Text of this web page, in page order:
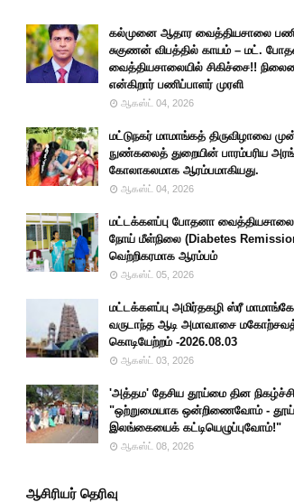
கல்முனை ஆதார வைத்தியசாலை
சுகுணன் விபத்தில் காயம் – மட்.
வைத்தியசாலையில் சிகிச்சை!!
என்கிறார் பணிப்பாளர் முரளி
ஆகஸ்ட் 04, 2026
மட்டுநகர் மாமாங்கத் திருவிழாவை
நுண்கலைத் துறையின் பாரம்பரிய
கோலாகலமாக ஆரம்பமாகியது.
ஆகஸ்ட் 04, 2026
மட்டக்களப்பு போதனா
நோய் மீள்நிலை (Diabetes
வெற்றிகரமாக ஆரம்பம்
ஆகஸ்ட் 05, 2026
மட்டக்களப்பு அமிர்தகழி ஸ்ரீ
வருடாந்த ஆடி அமாவாசை
கொடியேற்றம் -2026.08.03
ஆகஸ்ட் 03, 2026
'அத்தம' தேசிய தூய்மை தின நிகழ்ச்சி
"ஒற்றுமையாக ஒன்றிணைவோம் -
இலங்கையைக் கட்டியெழுப்புவோம்!"
ஆகஸ்ட் 08, 2026
ஆசிரியர் தெரிவு